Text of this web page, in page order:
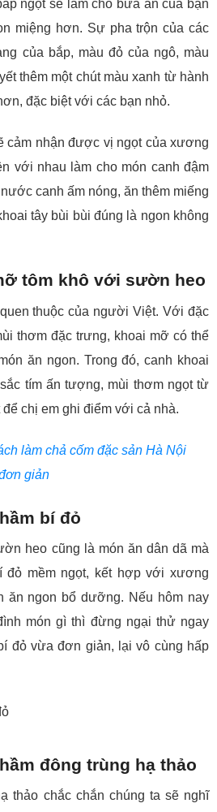
ngọt sẽ làm cho bữa ăn của bạn
miệng hơn. Sự pha trộn của các
của bắp, màu đỏ của ngô, màu
thêm một chút màu xanh từ hành
đặc biệt với các bạn nhỏ.
cảm nhận được vị ngọt của xương
với nhau làm cho món canh đậm
canh ấm nóng, ăn thêm miếng
tây bùi bùi đúng là ngon không
tôm khô với sườn heo
thuộc của người Việt. Với đặc
thơm đặc trưng, khoai mỡ có thể
ăn ngon. Trong đó, canh khoai
tím ấn tượng, mùi thơm ngọt từ
chị em ghi điểm với cả nhà.
làm chả cốm đặc sản Hà Nội
giản
bí đỏ
heo cũng là món ăn dân dã mà
đỏ mềm ngọt, kết hợp với xương
ăn ngon bổ dưỡng. Nếu hôm nay
món gì thì đừng ngại thử ngay
đỏ vừa đơn giản, lại vô cùng hấp
đông trùng hạ thảo
thảo chắc chắn chúng ta sẽ nghĩ